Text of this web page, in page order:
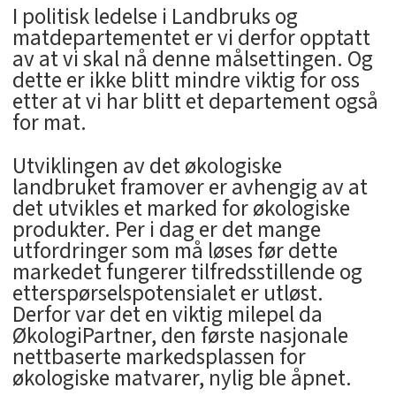
I politisk ledelse i Landbruks og
matdepartementet er vi derfor opptatt
av at vi skal nå denne målsettingen. Og
dette er ikke blitt mindre viktig for oss
etter at vi har blitt et departement også
for mat.
Utviklingen av det økologiske
landbruket framover er avhengig av at
det utvikles et marked for økologiske
produkter. Per i dag er det mange
utfordringer som må løses før dette
markedet fungerer tilfredsstillende og
etterspørselspotensialet er utløst.
Derfor var det en viktig milepel da
ØkologiPartner, den første nasjonale
nettbaserte markedsplassen for
økologiske matvarer, nylig ble åpnet.